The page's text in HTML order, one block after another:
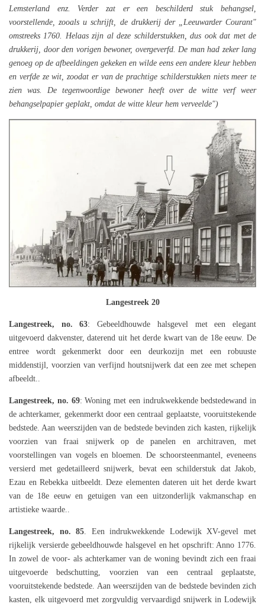
Lemsterland enz. Verder zat er een beschilderd stuk behangsel,
voorstellende, zooals u schrijft, de drukkerij der „Leeuwarder Courant"
omstreeks 1760. Helaas zijn al deze schilderstukken, dus ook dat met de
drukkerij, door den vorigen bewoner, overgeverfd. De man had zeker lang
genoeg op de afbeeldingen gekeken en wilde eens een andere kleur hebben
en verfde ze wit, zoodat er van de prachtige schilderstukken niets meer te
zien was. De tegenwoordige bewoner heeft over de witte verf weer
behangselpapier geplakt, omdat de witte kleur hem verveelde")
Langestreek 20
Langestreek, no. 63: Gebeeldhouwde halsgevel met een elegant
uitgevoerd dakvenster, daterend uit het derde kwart van de 18e eeuw. De
entree wordt gekenmerkt door een deurkozijn met een robuuste
middenstijl, voorzien van verfijnd houtsnijwerk dat een zee met schepen
afbeeldt..
Langestreek, no. 69: Woning met een indrukwekkende bedstedewand in
de achterkamer, gekenmerkt door een centraal geplaatste, vooruitstekende
bedstede. Aan weerszijden van de bedstede bevinden zich kasten, rijkelijk
voorzien van fraai snijwerk op de panelen en architraven, met
voorstellingen van vogels en bloemen. De schoorsteenmantel, eveneens
versierd met gedetailleerd snijwerk, bevat een schilderstuk dat Jakob,
Ezau en Rebekka uitbeeldt. Deze elementen dateren uit het derde kwart
van de 18e eeuw en getuigen van een uitzonderlijk vakmanschap en
artistieke waarde..
Langestreek, no. 85 . Een indrukwekkende Lodewijk XV-gevel met
rijkelijk versierde gebeeldhouwde halsgevel en het opschrift: Anno 1776.
In zowel de voor- als achterkamer van de woning bevindt zich een fraai
uitgevoerde bedschutting, voorzien van een centraal geplaatste,
vooruitstekende bedstede. Aan weerszijden van de bedstede bevinden zich
kasten, elk uitgevoerd met zorgvuldig vervaardigd snijwerk in Lodewijk